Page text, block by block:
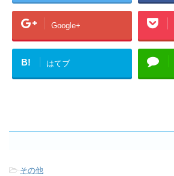
Google+
B! はてブ
-その他